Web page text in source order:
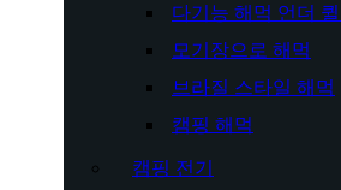
다기능 해먹 언더
모기장으로 해먹
브라질 스타일 해먹
캠핑 해먹
캠핑 전기